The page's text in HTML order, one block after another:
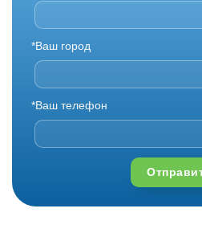
*Ваш город
*Ваш телефон